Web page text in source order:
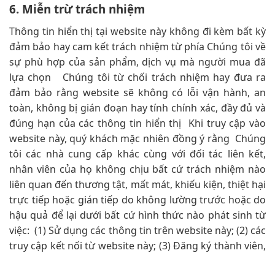
6. Miễn trừ trách nhiệm
Thông tin hiển thị tại website này không đi kèm bất kỳ
đảm bảo hay cam kết trách nhiệm từ phía Chúng tôi về
sự phù hợp của sản phẩm, dịch vụ mà người mua đã
lựa chọn Chúng tôi từ chối trách nhiệm hay đưa ra
đảm bảo rằng website sẽ không có lỗi vận hành, an
toàn, không bị gián đoạn hay tính chính xác, đầy đủ và
đúng hạn của các thông tin hiển thị Khi truy cập vào
website này, quý khách mặc nhiên đồng ý rằng Chúng
tôi các nhà cung cấp khác cùng với đối tác liên kết,
nhân viên của họ không chịu bất cứ trách nhiệm nào
liên quan đến thương tật, mất mát, khiếu kiện, thiệt hại
trực tiếp hoặc gián tiếp do không lường trước hoặc do
hậu quả để lại dưới bất cứ hình thức nào phát sinh từ
việc: (1) Sử dụng các thông tin trên website này; (2) các
truy cập kết nối từ website này; (3) Đăng ký thành viên,